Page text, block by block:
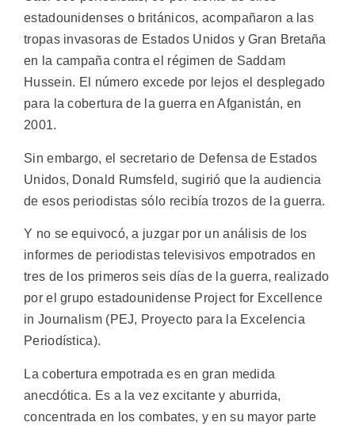
estadounidenses o británicos, acompañaron a las
tropas invasoras de Estados Unidos y Gran Bretaña
en la campaña contra el régimen de Saddam
Hussein. El número excede por lejos el desplegado
para la cobertura de la guerra en Afganistán, en
2001.
Sin embargo, el secretario de Defensa de Estados
Unidos, Donald Rumsfeld, sugirió que la audiencia
de esos periodistas sólo recibía trozos de la guerra.
Y no se equivocó, a juzgar por un análisis de los
informes de periodistas televisivos empotrados en
tres de los primeros seis días de la guerra, realizado
por el grupo estadounidense Project for Excellence
in Journalism (PEJ, Proyecto para la Excelencia
Periodística).
La cobertura empotrada es en gran medida
anecdótica. Es a la vez excitante y aburrida,
concentrada en los combates, y en su mayor parte